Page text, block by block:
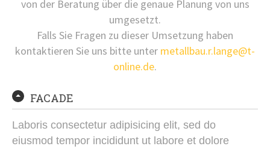
von der Beratung über die genaue Planung von uns
umgesetzt.
Falls Sie Fragen zu dieser Umsetzung haben
kontaktieren Sie uns bitte unter metallbau.r.lange@t-
online.de.
FACADE
Laboris consectetur adipisicing elit, sed do
eiusmod tempor incididunt ut labore et dolore